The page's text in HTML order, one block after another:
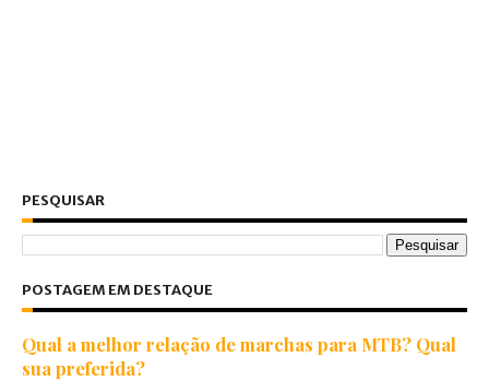
PESQUISAR
POSTAGEM EM DESTAQUE
Qual a melhor relação de marchas para MTB? Qual
sua preferida?